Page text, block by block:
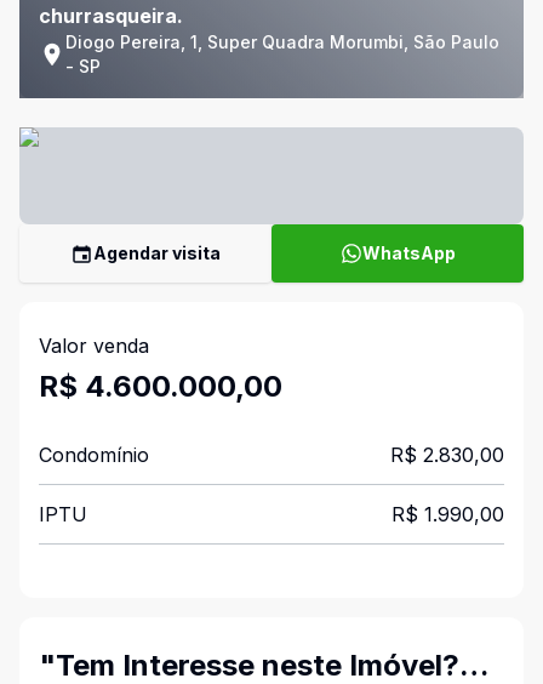
churrasqueira.
Diogo Pereira, 1, Super Quadra Morumbi, São Paulo
- SP
Agendar visita WhatsApp
Valor venda
R$ 4.600.000,00
Condomínio R$ 2.830,00
IPTU R$ 1.990,00
"Tem Interesse neste Imóvel?